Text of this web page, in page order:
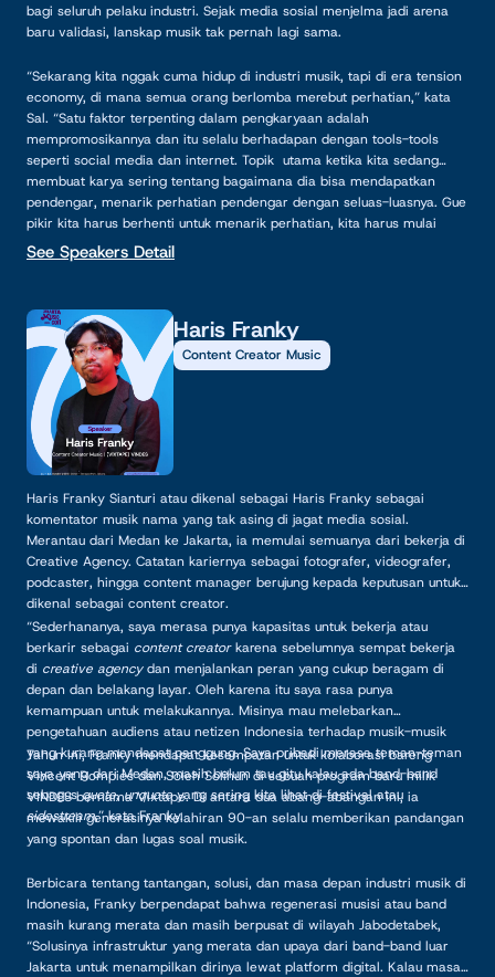
bagi seluruh pelaku industri. Sejak media sosial menjelma jadi arena
baru validasi, lanskap musik tak pernah lagi sama.
“Sekarang kita nggak cuma hidup di industri musik, tapi di era tension
economy, di mana semua orang berlomba merebut perhatian,” kata
Sal. “Satu faktor terpenting dalam pengkaryaan adalah
mempromosikannya dan itu selalu berhadapan dengan tools-tools
seperti social media dan internet. Topik utama ketika kita sedang
membuat karya sering tentang bagaimana dia bisa mendapatkan
pendengar, menarik perhatian pendengar dengan seluas-luasnya. Gue
pikir kita harus berhenti untuk menarik perhatian, kita harus mulai
membangun karya yang berarti.”
See Speakers Detail
Haris Franky
Content Creator Music
Haris Franky Sianturi atau dikenal sebagai Haris Franky sebagai
komentator musik nama yang tak asing di jagat media sosial.
Merantau dari Medan ke Jakarta, ia memulai semuanya dari bekerja di
Creative Agency. Catatan kariernya sebagai fotografer, videografer,
podcaster, hingga content manager berujung kepada keputusan untuk
dikenal sebagai content creator.
“Sederhananya, saya merasa punya kapasitas untuk bekerja atau
berkarir sebagai content creatorkarena sebelumnya sempat bekerja
di creative agencydan menjalankan peran yang cukup beragam di
depan dan belakang layar. Oleh karena itu saya rasa punya
kemampuan untuk melakukannya. Misinya mau melebarkan
pengetahuan audiens atau netizen Indonesia terhadap musik-musik
yang kurang mendapat panggung. Saya pribadi merasa teman-teman
saya yang dari Medan, masih belum tau gitu kalau ada band-band
sebagusquote, unquoteyang sering kita lihat di festival atau
sidestream,” kata Franky.
Tahun ini, Franky mendapat kesempatan untuk kolaborasi bareng
Vincent Rompies dan Soleh Solihun di sebuah program baru milik
VINDES bernama Vixtape. Di antara dua abang-abangan ini, ia
mewakili generasinya kelahiran 90-an selalu memberikan pandangan
yang spontan dan lugas soal musik.
Berbicara tentang tantangan, solusi, dan masa depan industri musik di
Indonesia, Franky berpendapat bahwa regenerasi musisi atau band
masih kurang merata dan masih berpusat di wilayah Jabodetabek,
“Solusinya infrastruktur yang merata dan upaya dari band-band luar
Jakarta untuk menampilkan dirinya lewat platform digital. Kalau masa